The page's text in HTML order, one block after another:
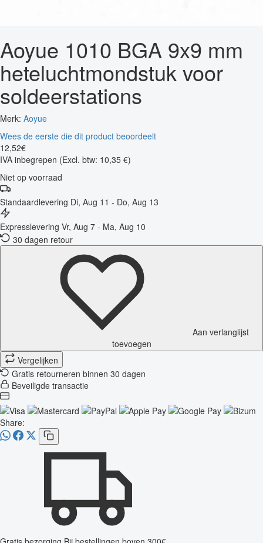
Aoyue 1010 BGA 9x9 mm
heteluchtmondstuk voor
soldeerstations
Merk: Aoyue
Wees de eerste die dit product beoordeelt
12,52€
IVA inbegrepen (Excl. btw: 10,35 €)
Niet op voorraad
Standaardlevering Di, Aug 11 - Do, Aug 13
Expresslevering Vr, Aug 7 - Ma, Aug 10
30 dagen retour
Aan verlanglijst
toevoegen
Vergelijken
Gratis retourneren binnen 30 dagen
Beveiligde transactie
Share: